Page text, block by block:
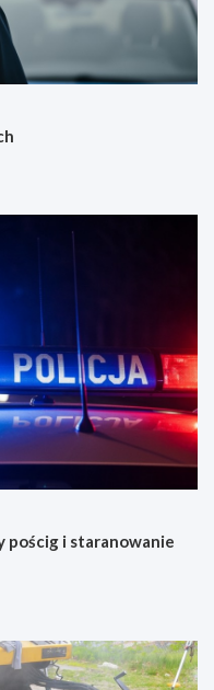
pościg i staranowanie